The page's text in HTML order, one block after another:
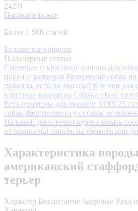
242 0
Посмотреть все
Более 1 500 статей
Больше материалов
Популярные статьи
Смешные и красивые клички для
пород и размеров Разведение собак
правила, есть ли выгода? Клички для
классные варианты Собака стала
Есть причины для тревоги ТОП-25
собак Желтая рвота у собаки:
На какой день течки нужно вязать
от привычки писать на кровать или
Характеристика породы
американский
терьер
Характер Воспитание Здоровье Уход